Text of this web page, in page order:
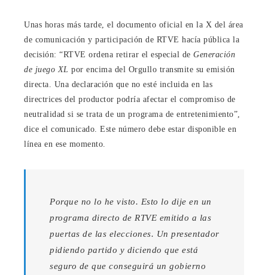
Unas horas más tarde, el documento oficial en la X del área
de comunicación y participación de RTVE hacía pública la
decisión: “RTVE ordena retirar el especial de Generación
de juego XL por encima del Orgullo transmite su emisión
directa. Una declaración que no esté incluida en las
directrices del productor podría afectar el compromiso de
neutralidad si se trata de un programa de entretenimiento”,
dice el comunicado. Este número debe estar disponible en
línea en ese momento.
Porque no lo he visto. Esto lo dije en un
programa directo de RTVE emitido a las
puertas de las elecciones. Un presentador
pidiendo partido y diciendo que está
seguro de que conseguirá un gobierno